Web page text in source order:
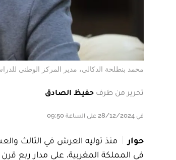
محمد بنطلحة الدكالي، مدير المركز الوطني
تحرير من طرف حفيظ الصادق
في 28/12/2024 على الساعة 09:50
حوار
في المملكة المغربية، على مدار ربع